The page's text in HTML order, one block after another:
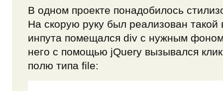
В одном проекте понадобилось
На скорую руку был реализован такой
инпута помещался div с нужным
него с помощью jQuery вызывался
полю типа file: